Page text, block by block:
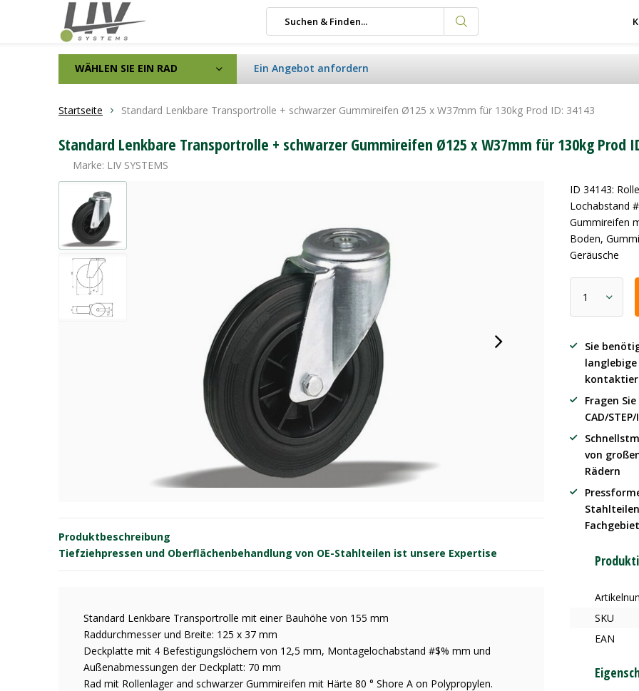
WÄHLEN SIE EIN RAD Ein Angebot anfordern
Startseite Standard Lenkbare Transportrolle + schwarzer Gummireifen Ø125 x W37mm für 130kg Prod ID: 34143
Standard Lenkbare Transportrolle + schwarzer Gummireifen Ø125 x W37mm für 130kg Prod
Marke: LIV SYSTEMS
Produktbeschreibung
Tiefziehpressen und Oberflächenbehandlung von OE-Stahlteilen ist unsere Expertise
Standard Lenkbare Transportrolle mit einer Bauhöhe von 155 mm
Raddurchmesser und Breite: 125 x 37 mm
Deckplatte mit 4 Befestigungslöchern von 12,5 mm, Montagelochabstand #$% mm und
Außenabmessungen der Deckplatt: 70 mm
Rad mit Rollenlager and schwarzer Gummireifen mit Härte 80 ° Shore A on Polypropylen.
ID 34143:
Lochabstand
Gummireifen
Boden,
Geräusche
Sie
langlebige
Fragen
CAD/
von
Rädern
Fachgebiet
SKU
EAN